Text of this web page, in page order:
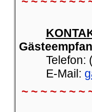
Telefon:
E-Mail:
~ ~ ~ ~ ~ ~ ~